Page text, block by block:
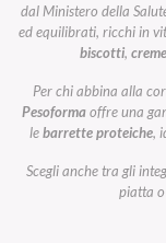
dal Ministero della
ed equilibrati, ricchi in
biscotti,
Per chi abbina alla
Pesoformaoffre una
lebarrette proteiche,
Scegli anche tra gli
piatta o